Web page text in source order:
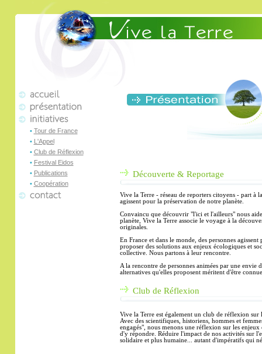
• Tour de France
• L'Appel
• Club de Réflexion
• Festival Eidos
• Publications
• Coopération
Découverte & Reportage
Vive la Terre - réseau de reporters citoyens - part à
agissent pour la préservation de notre planète.
Convaincu que découvrir "l'ici et l'ailleurs" nous
planète, Vive la Terre associe le voyage à la
originales.
En France et dans le monde, des personnes
proposer des solutions aux enjeux écologiques et
collective. Nous partons à leur rencontre.
A la rencontre de personnes animées par une
alternatives qu'elles proposent méritent d'être
Club de Réflexion
Vive la Terre est également un club de réflexion
Avec des scientifiques, historiens, hommes et
engagés", nous menons une réflexion sur les
d'y répondre. Réduire l'impact de nos activités sur
solidaire et plus humaine... autant d'impératifs qui